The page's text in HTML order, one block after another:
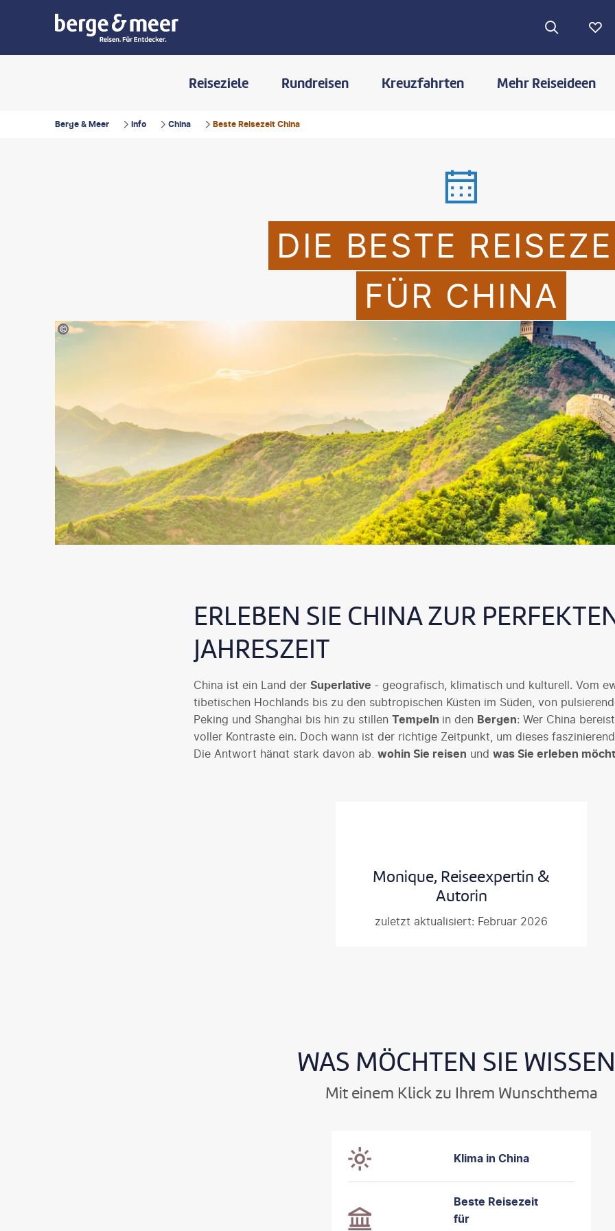
Reiseziele Rundreisen Kreuzfahrten Mehr Reiseideen
Berge & Meer Info China Beste Reisezeit China
DIE BESTE
FÜR CHINA
©aphotostory - gty
ERLEBEN SIE CHINA ZUR
JAHRESZEIT
China ist ein Land der Superlative - geografisch, klimatisch und kulturell. Vom
tibetischen Hochlands bis zu den subtropischen Küsten im Süden, von
Peking und Shanghai bis hin zu stillen Tempeln in den Bergen: Wer China
voller Kontraste ein. Doch wann ist der richtige Zeitpunkt, um dieses
Die Antwort hängt stark davon ab, wohin Sie reisen und was Sie erleben
Monique, Reiseexpertin &
Autorin
zuletzt aktualisiert: Februar 2026
WAS MÖCHTEN SIE
Mit einem Klick zu Ihrem Wunschthema
Klima in China
Beste Reisezeit
für